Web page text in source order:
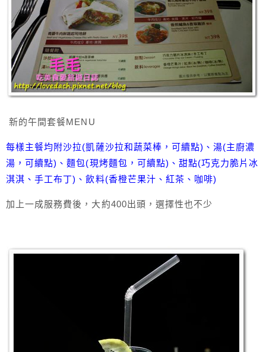
新的午間套餐MENU
每樣主餐均附沙拉(凱薩沙拉和蔬菜棒，可續點)、湯(主廚濃
湯，可續點)、麵包(現烤麵包，可續點)、甜點(巧克力脆片冰
淇淇、手工布丁)、飲料(香橙芒果汁、紅茶、咖啡)
加上一成服務費後，大約400出頭，選擇性也不少